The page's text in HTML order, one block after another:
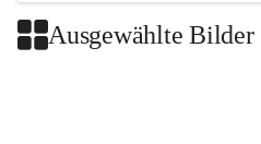
Ausgewählte Bilder